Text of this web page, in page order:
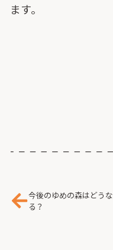
ます。
今後のゆめの森はどうな
る？